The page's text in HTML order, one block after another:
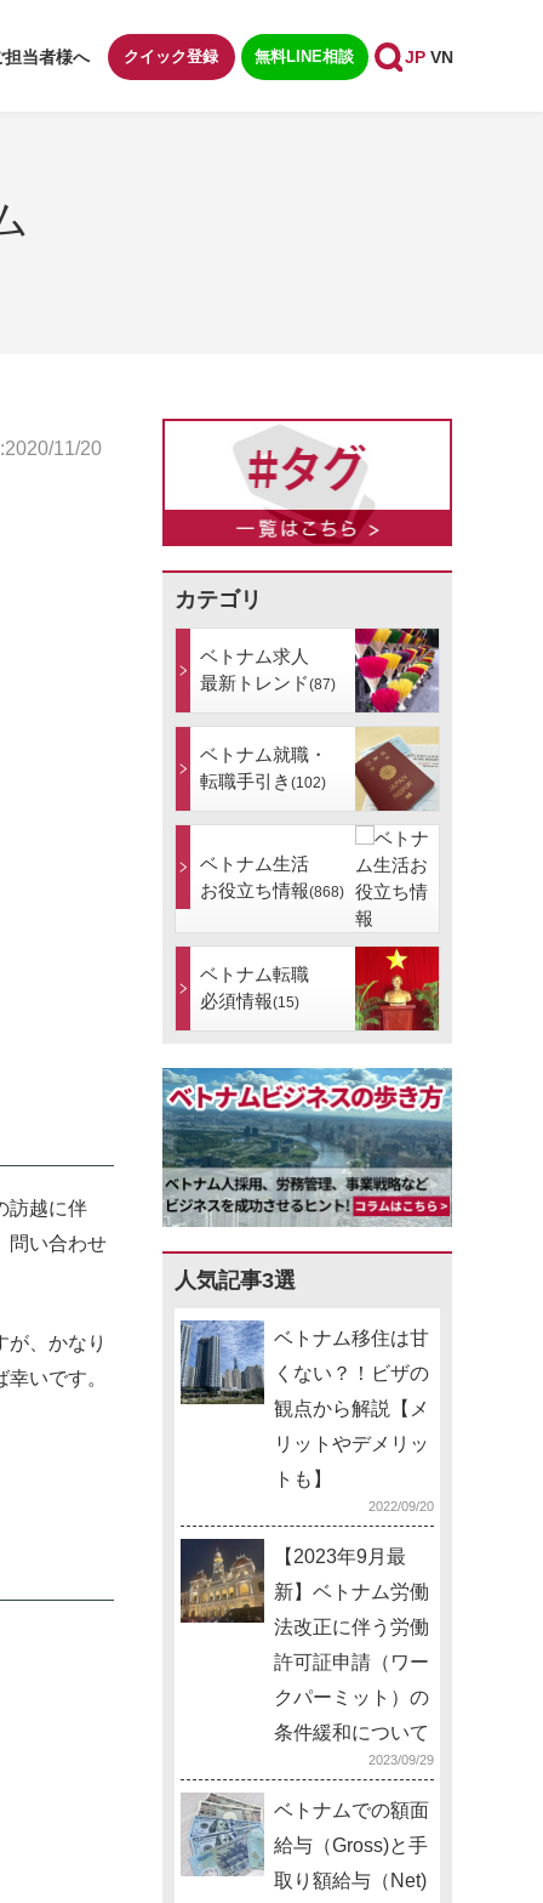
担当者様へ クイック登録 無料LINE相談 JP VN
11/20
訪越に伴
問い合わせ
、かなり
いです。
カテゴリ
ベトナム求人
最新トレンド(87)
ベトナム就職・
転職手引き (102)
ベトナム生活
お役立ち情報(868)
ベトナム転職
必須情報(15)
人気記事3選
ベトナム移住は甘
くない？！ビザの
観点から解説【メ
リットやデメリッ
トも】
2022/09/20
【2023年9月最
新】ベトナム労働
法改正に伴う労働
許可証申請（ワー
クパーミット）の
条件緩和について
2023/09/29
ベトナムでの額面
給与（Gross)と手
取り額給与（Net)